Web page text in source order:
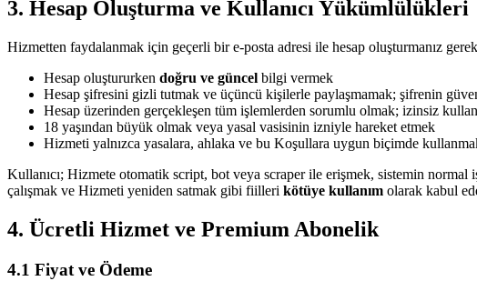
3. Hesap Oluşturma ve Kullanıcı Yükümlülükleri
Hizmetten faydalanmak için geçerli bir e-posta adresi ile hesap oluşturmanız
Hesap oluştururken doğru ve güncel bilgi vermek
Hesap şifresini gizli tutmak ve üçüncü kişilerle paylaşmamak; şifrenin
Hesap üzerinden gerçekleşen tüm işlemlerden sorumlu olmak; izinsiz
18 yaşından büyük olmak veya yasal vasisinin izniyle hareket etmek
Hizmeti yalnızca yasalara, ahlaka ve bu Koşullara uygun biçimde
Kullanıcı; Hizmete otomatik script, bot veya scraper ile erişmek, sistemin
çalışmak ve Hizmeti yeniden satmak gibi fiilleri kötüye kullanım olarak kabul
4. Ücretli Hizmet ve Premium Abonelik
4.1 Fiyat ve Ödeme